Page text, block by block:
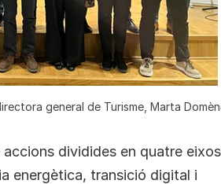
general de Turisme, Marta
dividides en quatre
energètica, transició digital i